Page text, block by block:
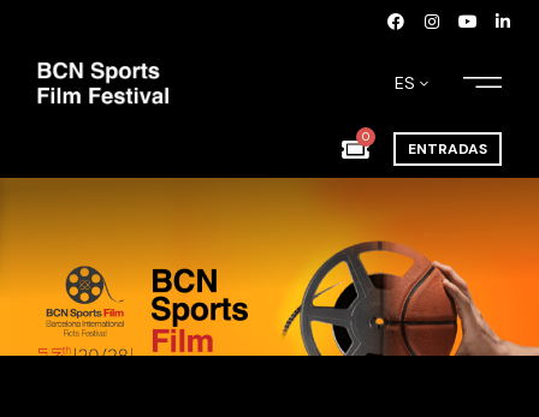
ES
0
ENTRADAS